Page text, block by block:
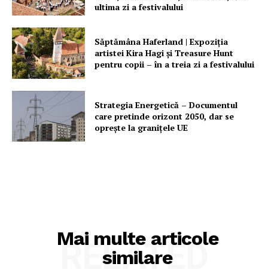
Despre noi / Echipa
Proiecte editoriale
Rețea
Contact
ultima zi a festivalului
Săptămâna Haferland | Expoziţia
artistei Kira Hagi şi Treasure Hunt
pentru copii – în a treia zi a festivalului
Strategia Energetică – Documentul
care pretinde orizont 2050, dar se
oprește la granițele UE
Mai multe articole
similare
RELATED